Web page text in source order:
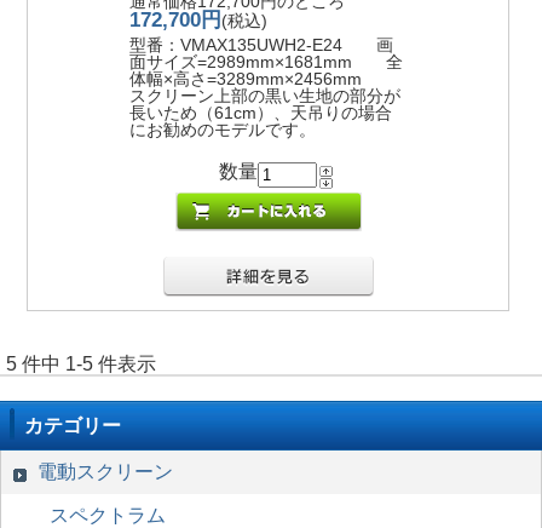
172,700円 (税込)
型番：VMAX135UWH2-E24 画
面サイズ=2989mm×1681mm 全
体幅×高さ=3289mm×2456mm
スクリーン上部の黒い生地の部分が
長いため（61cm）、天吊りの場合
にお勧めのモデルです。
数量
5 件中 1-5 件表示
カテゴリー
電動スクリーン
スペクトラム